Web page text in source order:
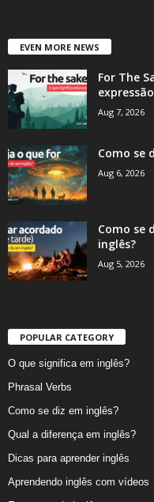
EVEN MORE NEWS
For The
Aug 7, 2026
Como se
Aug 6, 2026
Como se
inglês?
Aug 5, 2026
POPULAR CATEGORY
O que significa em inglês?
Phrasal Verbs
Como se diz em inglês?
Qual a diferença em inglês?
Dicas para aprender inglês
Aprendendo inglês com vídeos